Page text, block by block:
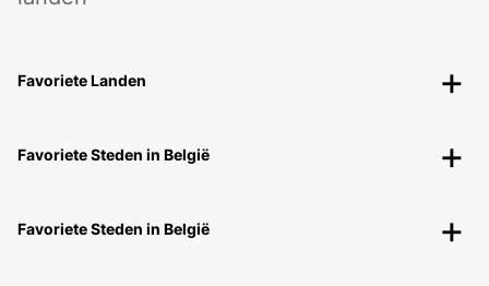
Favoriete Landen
Favoriete Steden in België
Favoriete Steden in België